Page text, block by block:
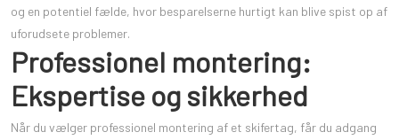
og en potentiel fælde, hvor besparelserne hurtigt kan blive spist op af
uforudsete problemer.
Professionel montering:
Ekspertise og sikkerhed
Når du vælger professionel montering af et skifertag, får du adgang